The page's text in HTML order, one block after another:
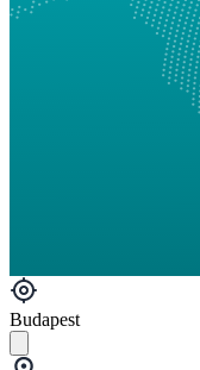
Budapest